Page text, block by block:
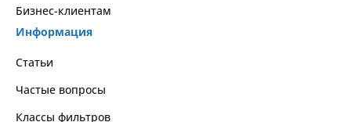
Бизнес-клиентам
Информация
Статьи
Частые вопросы
Классы фильтров